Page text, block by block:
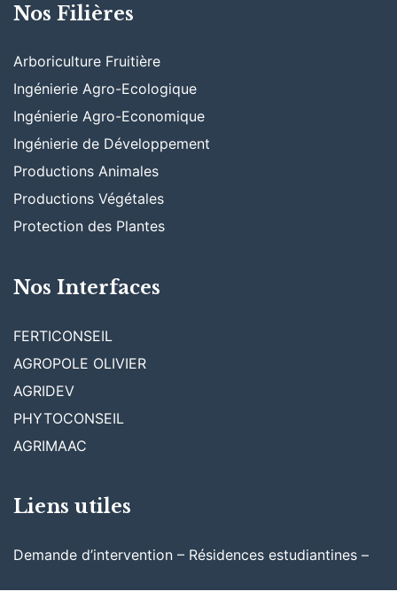
Nos Filières
Arboriculture Fruitière
Ingénierie Agro-Ecologique
Ingénierie Agro-Economique
Ingénierie de Développement
Productions Animales
Productions Végétales
Protection des Plantes
Nos Interfaces
FERTICONSEIL
AGROPOLE OLIVIER
AGRIDEV
PHYTOCONSEIL
AGRIMAAC
Liens utiles
Demande d’intervention – Résidences estudiantines –